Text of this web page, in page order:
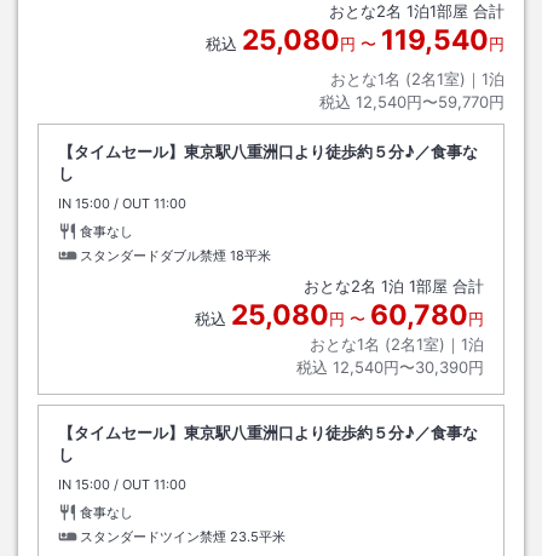
おとな2名 1泊1部屋 合計
税込 25,080円 〜 119,540円
おとな1名 (2名1室)｜ 1泊
税込 12,540円〜59,770円
【タイムセール】東京駅八重洲口より徒歩約５分♪／食事な
し
IN チェックイン
15:00 / OUT チェックアウト
11:00
食事なし
スタンダードダブル禁煙 18平米
おとな2名 1泊 1部屋 合計
税込 25,080円 〜 60,780円
おとな1名 (2名1室)｜ 1泊
税込 12,540円〜30,390円
【タイムセール】東京駅八重洲口より徒歩約５分♪／食事な
し
IN チェックイン
15:00 / OUT チェックアウト
11:00
食事なし
スタンダードツイン禁煙 23.5平米